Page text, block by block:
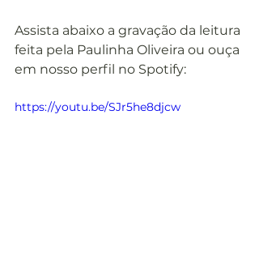
Assista abaixo a gravação da leitura
feita pela Paulinha Oliveira ou ouça
em nosso perfil no Spotify:
https://youtu.be/SJr5he8djcw